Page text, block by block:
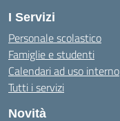
I Servizi
Personale scolastico
Famiglie e studenti
Calendari ad uso interno
Tutti i servizi
Novità